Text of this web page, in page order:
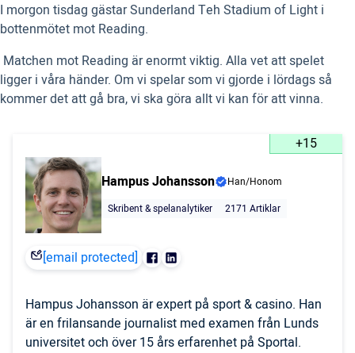
I morgon tisdag gästar Sunderland Teh Stadium of Light i
bottenmötet mot Reading.
 Matchen mot Reading är enormt viktig. Alla vet att spelet
ligger i våra händer. Om vi spelar som vi gjorde i lördags så
kommer det att gå bra, vi ska göra allt vi kan för att vinna.
+15
Hampus Johansson
Han/Honom
Skribent & spelanalytiker
2171 Artiklar
[email protected]
Hampus Johansson är expert på sport & casino. Han
är en frilansande journalist med examen från Lunds
universitet och över 15 års erfarenhet på Sportal.